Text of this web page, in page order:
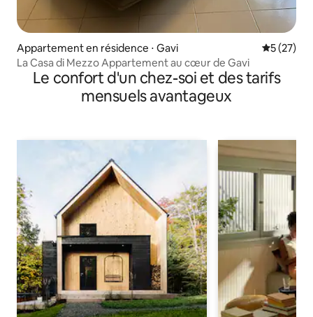
Appartement en résidence ⋅ Gavi
5 (27)
La Casa di Mezzo Appartement au cœur de Gavi
Le confort d'un chez-soi et des tarifs
mensuels avantageux